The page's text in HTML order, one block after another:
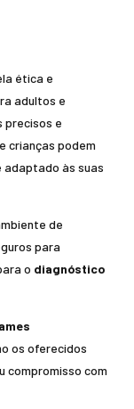
ética e
adultos e
precisos e
crianças podem
adaptado às suas
de
para
o diagnóstico
os oferecidos
compromisso com